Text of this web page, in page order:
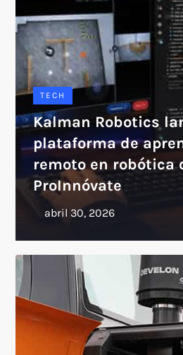
TECH
Kalman Robotics
plataforma de
remoto en robótica
ProInnóvate